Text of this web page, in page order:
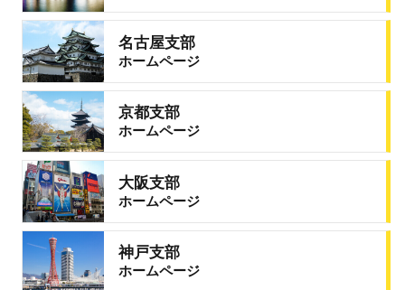
名古屋支部
ホームページ
京都支部
ホームページ
大阪支部
ホームページ
神戸支部
ホームページ